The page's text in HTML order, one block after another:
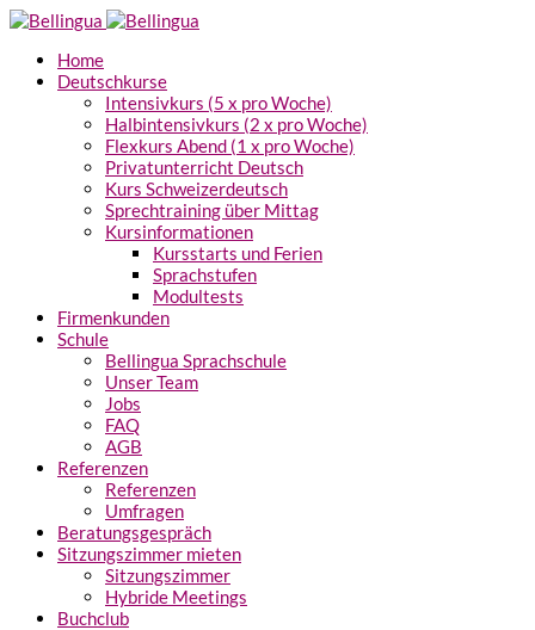
Home
Deutschkurse
Intensivkurs (5 x pro Woche)
Halbintensivkurs (2 x pro Woche)
Flexkurs Abend (1 x pro Woche)
Privatunterricht Deutsch
Kurs Schweizerdeutsch
Sprechtraining über Mittag
Kursinformationen
Kursstarts und Ferien
Sprachstufen
Modultests
Firmenkunden
Schule
Bellingua Sprachschule
Unser Team
Jobs
FAQ
AGB
Referenzen
Referenzen
Umfragen
Beratungsgespräch
Sitzungszimmer mieten
Sitzungszimmer
Hybride Meetings
Buchclub